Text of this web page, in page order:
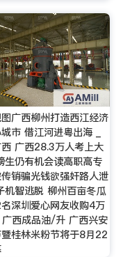
广西柳州打造西江经济
市 借江河进粤出海 _
广西28.3万人考上大
生仍有机会读高职高专
销骗光钱欲强奸路人泄
机智逃脱 柳州百亩冬瓜
深圳爱心网友收购4万
西成品油/升 广西兴安
桂林米粉节将于8月22